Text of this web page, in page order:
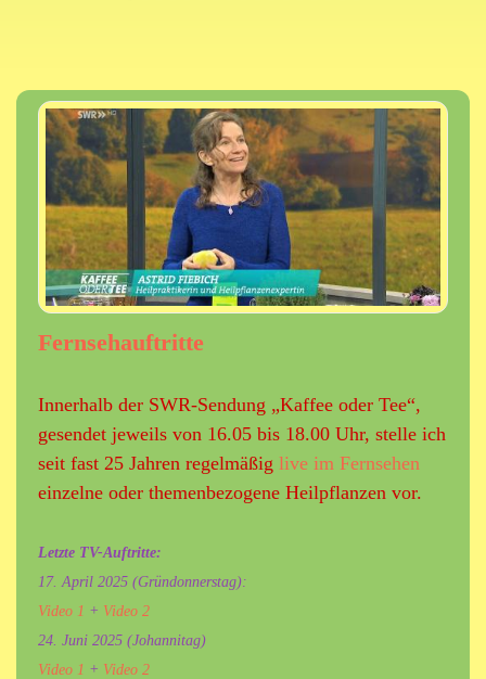
Fernsehauftritte
Innerhalb der SWR-Sendung „Kaffee oder Tee“,
gesendet jeweils von 16.05 bis 18.00 Uhr, stelle ich
seit fast 25 Jahren regelmäßig live im Fernsehen
einzelne oder themenbezogene Heilpflanzen vor.
Letzte TV-Auftritte:
17. April 2025 (Gründonnerstag):
Video 1 + Video 2
24. Juni 2025 (Johannitag)
Video 1 + Video 2